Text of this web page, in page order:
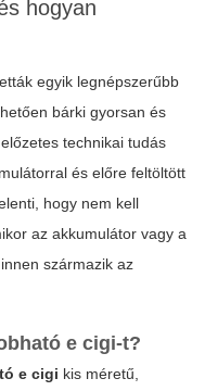
hogyan
egyik legnépszerűbb
bárki gyorsan és
technikai tudás
és előre feltöltött
hogy nem kell
az akkumulátor vagy a
származik az
e cigi-t?
e cigi kis méretű,